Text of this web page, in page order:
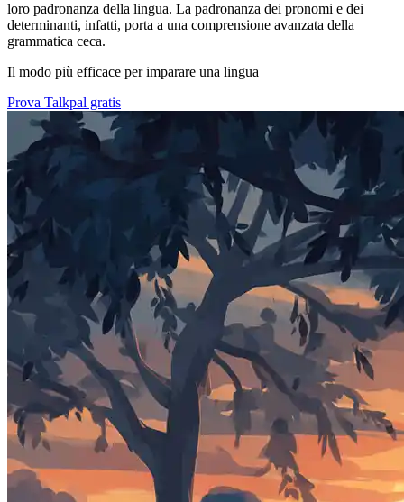
loro padronanza della lingua. La padronanza dei pronomi e dei
determinanti, infatti, porta a una comprensione avanzata della
grammatica ceca.
Il modo più efficace per imparare una lingua
Prova Talkpal gratis